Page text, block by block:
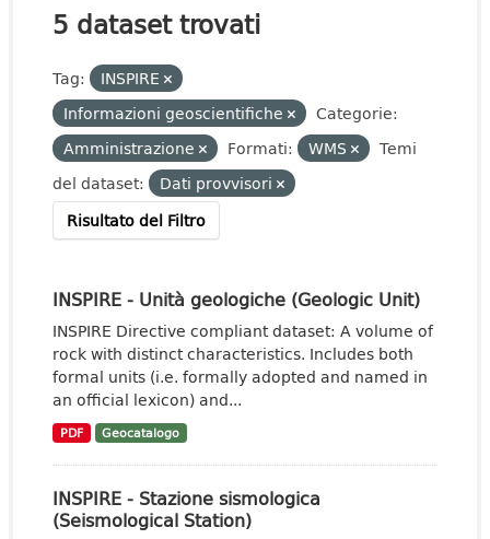
5 dataset trovati
Tag:
INSPIRE
Informazioni geoscientifiche
Categorie:
Amministrazione
Formati: WMS
Temi
del dataset:
Dati provvisori
Risultato del Filtro
INSPIRE - Unità geologiche (Geologic Unit)
INSPIRE Directive compliant dataset: A volume of
rock with distinct characteristics. Includes both
formal units (i.e. formally adopted and named in
an official lexicon) and...
PDF Geocatalogo
INSPIRE - Stazione sismologica
(Seismological Station)